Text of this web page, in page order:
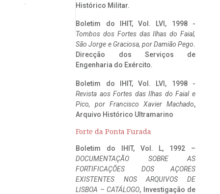
Histórico Militar.
Boletim do IHIT, Vol. LVI, 1998 -
Tombos dos Fortes das Ilhas do Faial,
São Jorge e Graciosa, por Damião Pego.
Direcção dos Serviços de
Engenharia do Exército.
Boletim do IHIT, Vol. LVI, 1998 -
Revista aos Fortes das Ilhas do Faial e
Pico, por Francisco Xavier Machado,
Arquivo Histórico Ultramarino
Forte da Ponta Furada
Boletim do IHIT, Vol. L, 1992 –
DOCUMENTAÇÃO SOBRE AS
FORTIFICAÇÕES DOS AÇORES
EXISTENTES NOS ARQUIVOS DE
LISBOA – CATÁLOGO, Investigação de